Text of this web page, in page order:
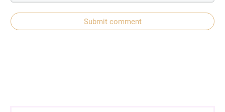
Submit comment